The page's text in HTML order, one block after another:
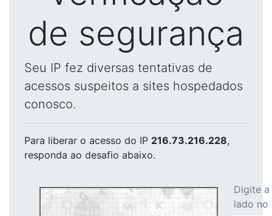
de segurança
Seu IP fez diversas tentativas de
acessos suspeitos a sites hospedados
conosco.
Para liberar o acesso do IP 216.73.216.228,
responda ao desafio abaixo.
Digite
lado no